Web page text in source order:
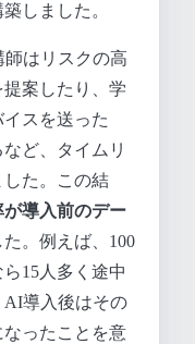
しました。
はリスクの高
案したり、学
スを送った
ど、タイムリ
た。この結
導入前のデー
た。例えば、100
15人多く途中
AI導入後はその
ったことを意